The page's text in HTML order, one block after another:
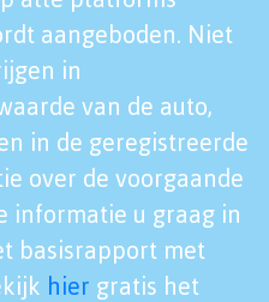
aangeboden. Niet
in
van de auto,
in de geregistreerde
over de voorgaande
informatie u graag in
basisrapport met
hier gratis het